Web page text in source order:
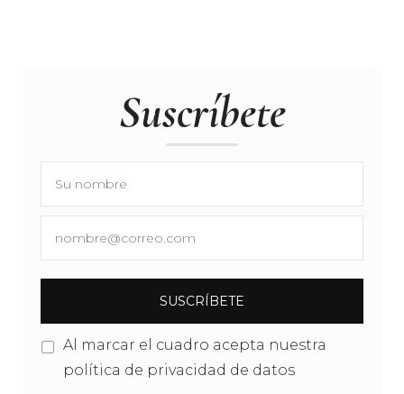
Suscríbete
Al marcar el cuadro acepta nuestra
política de privacidad de datos